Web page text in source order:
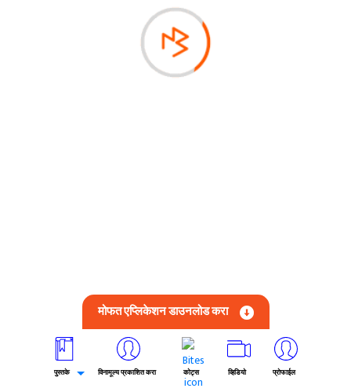
मोफत एप्लिकेशन डाउनलोड करा
पुस्तके विनामूल्य प्रकाशित करा कोट्स व्हिडियो प्रोफाईल